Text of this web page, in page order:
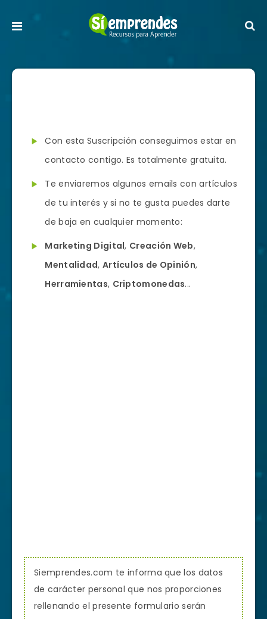
Con esta Suscripción conseguimos estar en
contacto contigo. Es totalmente gratuita.
Te enviaremos algunos emails con artículos
de tu interés y si no te gusta puedes darte
de baja en cualquier momento:
Marketing Digital, Creación Web,
Mentalidad, Artículos de Opinión,
Herramientas, Criptomonedas...
Siemprendes.com te informa que los datos
de carácter personal que nos proporciones
rellenando el presente formulario serán